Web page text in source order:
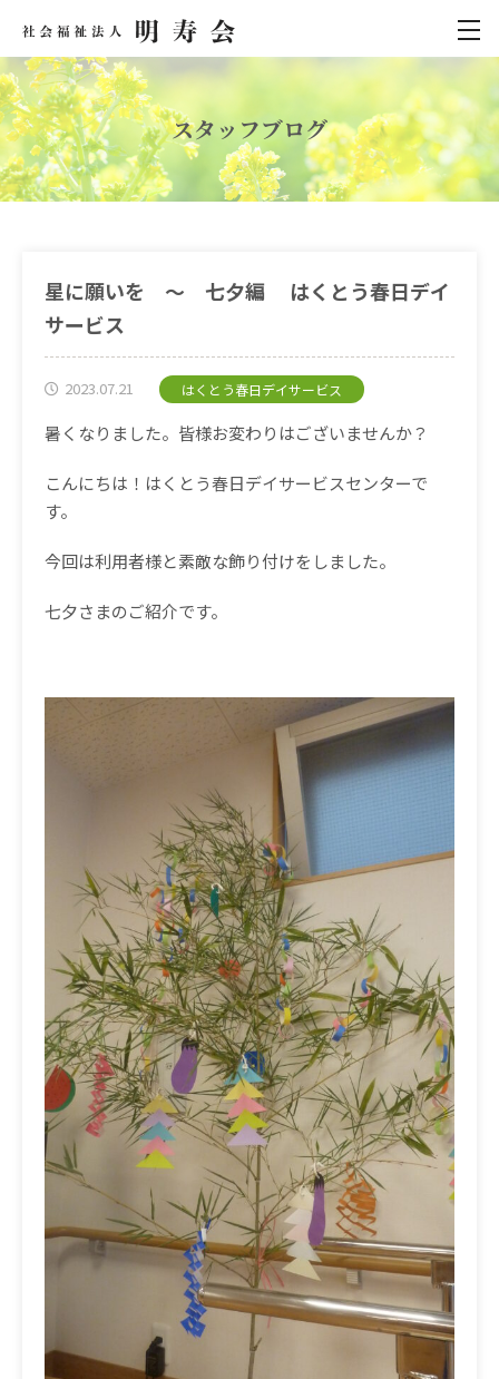
スタッフブログ
星に願いを ～ 七夕編 はくとう春日デイ
サービス
2023.07.21 はくとう春日デイサービス
暑くなりました。皆様お変わりはございませんか？
こんにちは！はくとう春日デイサービスセンターで
す。
今回は利用者様と素敵な飾り付けをしました。
七夕さまのご紹介です。